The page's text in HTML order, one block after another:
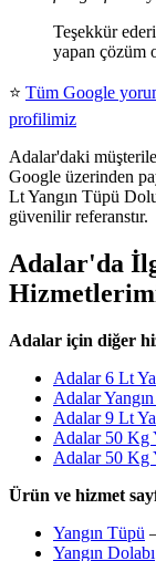
Teşekkür
yapan çözüm
⭐ Tüm Google
profilimiz
Adalar'daki
Google üzerinden
Lt Yangın Tüpü
güvenilir referanstır.
Adalar'da
Adalar için diğer
Adalar 6 Lt
Adalar
Adalar 9 Lt
Adalar 50 Kg
Adalar 50 Kg
Ürün ve hizmet
Yangın Tüpü
Yangın Dolabı